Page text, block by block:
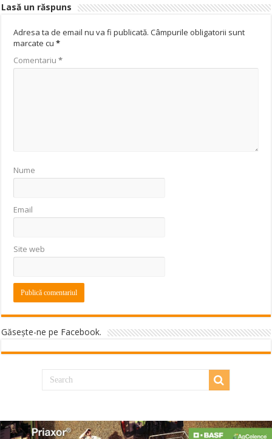
Lasă un răspuns
Adresa ta de email nu va fi publicată. Câmpurile obligatorii sunt
marcate cu*
Comentariu*
Nume
Email
Site web
Găseşte-ne pe Facebook.